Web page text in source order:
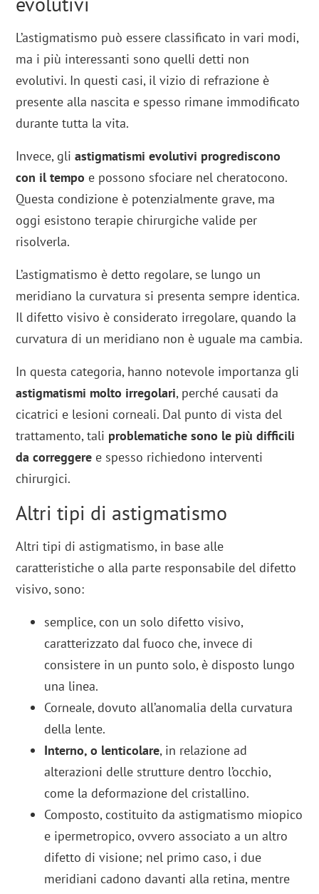
L’astigmatismo può essere classificato in vari modi,
ma i più interessanti sono quelli detti non
evolutivi. In questi casi, il vizio di refrazione è
presente alla nascita e spesso rimane immodificato
durante tutta la vita.
Invece, gliastigmatismi evolutivi progrediscono
con il tempo e possono sfociare nel cheratocono.
Questa condizione è potenzialmente grave, ma
oggi esistono terapie chirurgiche valide per
risolverla.
L’astigmatismo è detto regolare, se lungo un
meridiano la curvatura si presenta sempre identica.
Il difetto visivo è considerato irregolare, quando la
curvatura di un meridiano non è uguale ma cambia.
In questa categoria, hanno notevole importanza gli
astigmatismi molto irregolari, perché causati da
cicatrici e lesioni corneali. Dal punto di vista del
trattamento, tali problematiche sono le più difficili
da correggere e spesso richiedono interventi
chirurgici.
Altri tipi di astigmatismo
Altri tipi di astigmatismo, in base alle
caratteristiche o alla parte responsabile del difetto
visivo, sono:
semplice, con un solo difetto visivo,
caratterizzato dal fuoco che, invece di
consistere in un punto solo, è disposto lungo
una linea.
Corneale, dovuto all’anomalia della curvatura
della lente.
Interno, o lenticolare, in relazione ad
alterazioni delle strutture dentro l’occhio,
come la deformazione del cristallino.
Composto, costituito da astigmatismo miopico
e ipermetropico, ovvero associato a un altro
difetto di visione; nel primo caso, i due
meridiani cadono davanti alla retina, mentre